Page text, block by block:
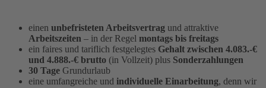
einen unbefristeten Arbeitsvertrag und attraktive
Arbeitszeiten – in der Regel montags bis freitags
ein faires und tariflich festgelegtes Gehalt zwischen 4.083.-€
und 4.888.-€ brutto (in Vollzeit) plus Sonderzahlungen
30 Tage Grundurlaub
eine umfangreiche und individuelle Einarbeitung, denn wir